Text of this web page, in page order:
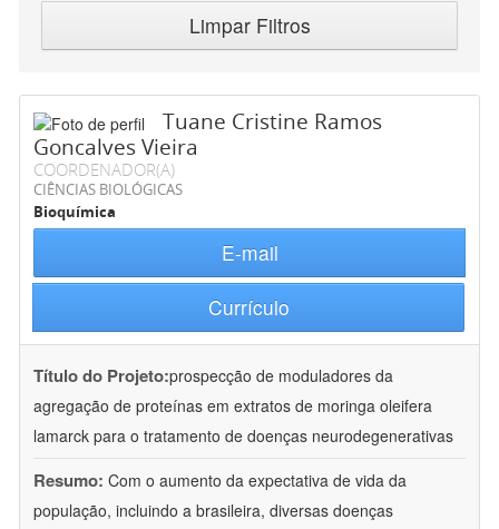
Limpar Filtros
Tuane Cristine Ramos
Goncalves Vieira
COORDENADOR(A)
CIÊNCIAS BIOLÓGICAS
Bioquímica
E-mail
Currículo
Título do Projeto:prospecção de moduladores da
agregação de proteínas em extratos de moringa oleifera
lamarck para o tratamento de doenças neurodegenerativas
Resumo: Com o aumento da expectativa de vida da
população, incluindo a brasileira, diversas doenças